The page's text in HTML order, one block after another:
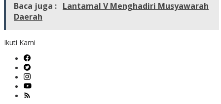
Baca juga : Lantamal V Menghadiri Musyawarah
Daerah
Ikuti Kami